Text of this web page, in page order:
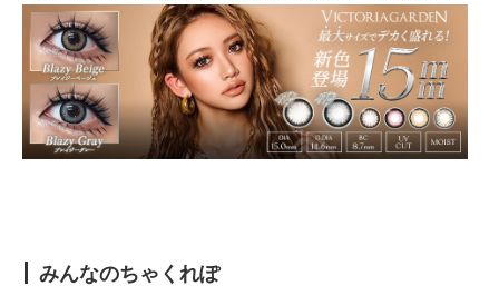
みんなのちゃくれぽ